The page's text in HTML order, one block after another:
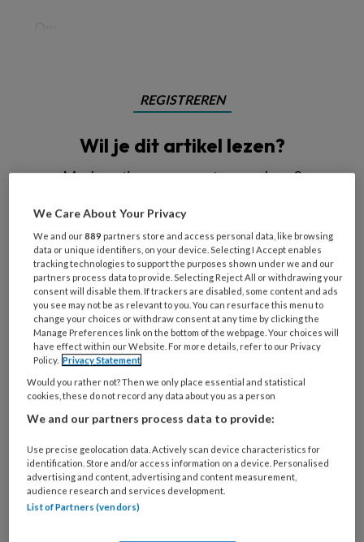
REGISTREREN
Wil je dit artikel lezen?
Maak gratis een account aan en lees 2
Al een account of abonnement?Log dan in
Wat
is
je
e-
mailadres?
* *
Kies
je
wachtwoord* *
Kies
functie *
Bij
welke
organisatie
We Care About Your Privacy
We and our889 partners store and access personal data, like browsing
data or unique identifiers, on your device. Selecting I Accept enables
tracking technologies to support the purposes shown under we and our
partners process data to provide. Selecting Reject All or withdrawing your
consent will disable them. If trackers are disabled, some content and ads
you see may not be as relevant to you. You can resurface this menu to
change your choices or withdraw consent at any time by clicking the
Manage Preferences link on the bottom of the webpage. Your choices will
have effect within our Website. For more details, refer to our Privacy
Policy. Privacy Statement
Would you rather not? Then we only place essential and statistical
cookies, these do not record any data about you as a person
We and our partners process data to provide:
Use precise geolocation data. Actively scan device characteristics for
identification. Store and/or access information on a device. Personalised
advertising and content, advertising and content measurement,
audience research and services development.
List of Partners (vendors)